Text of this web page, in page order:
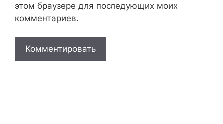
этом браузере для последующих моих
комментариев.